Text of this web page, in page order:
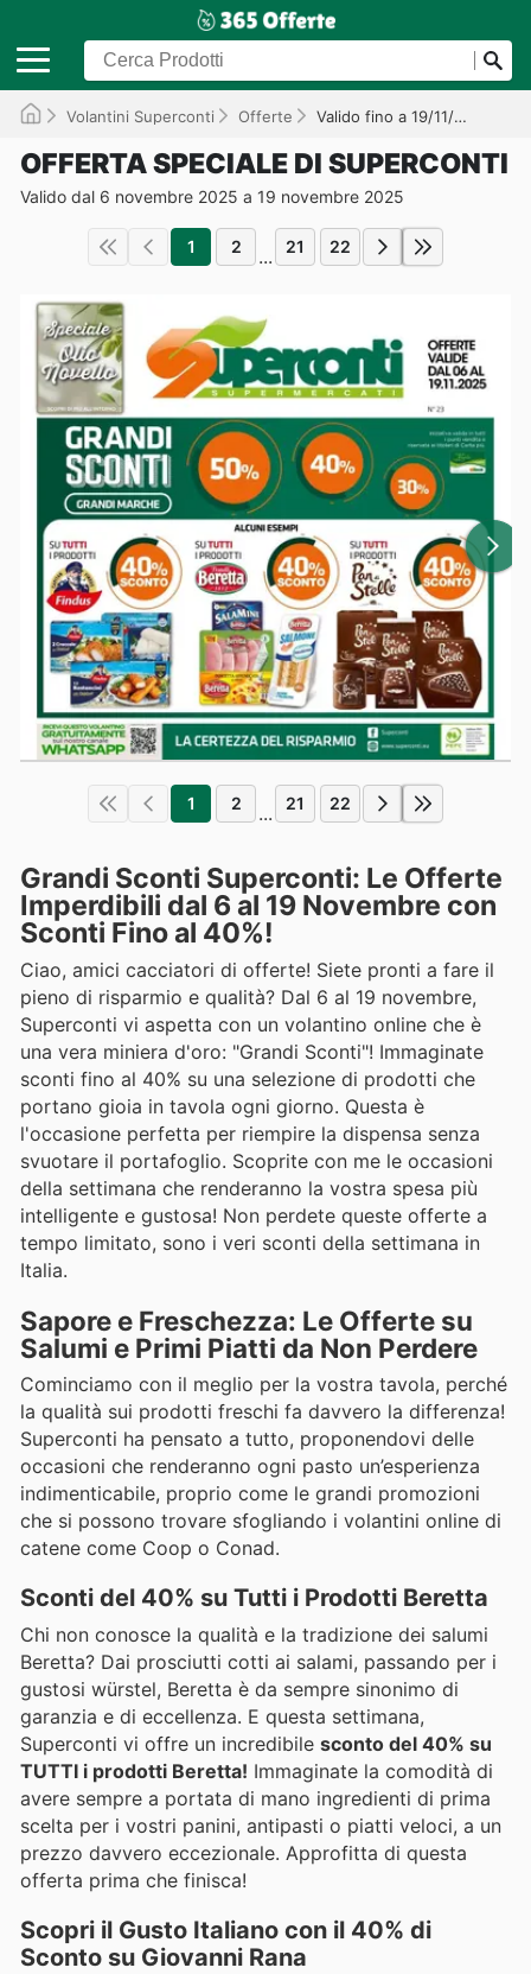
Volantini Superconti Offerte Valido fino a 19/11/2025
OFFERTA SPECIALE DI SUPERCONTI
Valido dal 6 novembre 2025 a 19 novembre 2025
1 2 ... 21 22
1 2 ... 21 22
Grandi Sconti Superconti: Le Offerte
Imperdibili dal 6 al 19 Novembre con
Sconti Fino al 40%!
Ciao, amici cacciatori di offerte! Siete pronti a fare il
pieno di risparmio e qualità? Dal 6 al 19 novembre,
Superconti vi aspetta con un volantino online che è
una vera miniera d'oro: "Grandi Sconti"! Immaginate
sconti fino al 40% su una selezione di prodotti che
portano gioia in tavola ogni giorno. Questa è
l'occasione perfetta per riempire la dispensa senza
svuotare il portafoglio. Scoprite con me le occasioni
della settimana che renderanno la vostra spesa più
intelligente e gustosa! Non perdete queste offerte a
tempo limitato, sono i veri sconti della settimana in
Italia.
Sapore e Freschezza: Le Offerte su
Salumi e Primi Piatti da Non Perdere
Cominciamo con il meglio per la vostra tavola, perché
la qualità sui prodotti freschi fa davvero la differenza!
Superconti ha pensato a tutto, proponendovi delle
occasioni che renderanno ogni pasto un’esperienza
indimenticabile, proprio come le grandi promozioni
che si possono trovare sfogliando i volantini online di
catene come Coop o Conad.
Sconti del 40% su Tutti i Prodotti Beretta
Chi non conosce la qualità e la tradizione dei salumi
Beretta? Dai prosciutti cotti ai salami, passando per i
gustosi würstel, Beretta è da sempre sinonimo di
garanzia e di eccellenza. E questa settimana,
Superconti vi offre un incredibile sconto del 40% su
TUTTI i prodotti Beretta! Immaginate la comodità di
avere sempre a portata di mano ingredienti di prima
scelta per i vostri panini, antipasti o piatti veloci, a un
prezzo davvero eccezionale. Approfitta di questa
offerta prima che finisca!
Scopri il Gusto Italiano con il 40% di
Sconto su Giovanni Rana